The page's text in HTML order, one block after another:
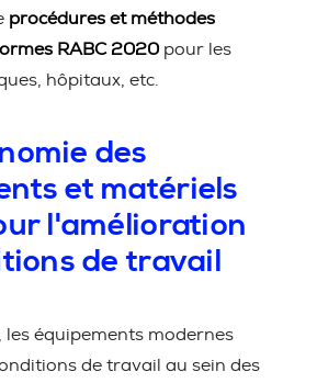
procédures et méthodes
RABC 2020 pour les
hôpitaux, etc.
des
et matériels
l'amélioration
de travail
les équipements modernes
de travail au sein des